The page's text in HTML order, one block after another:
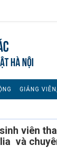
HÀ NỘI
GIẢNG
viên
và